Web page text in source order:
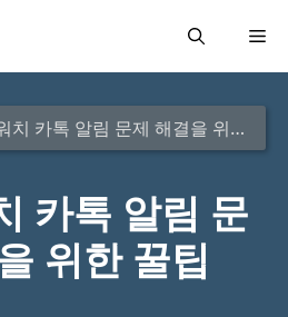
메
카톡 알림 문제 해결을 위한 꿀팁
카톡 알림 문
위한 꿀팁